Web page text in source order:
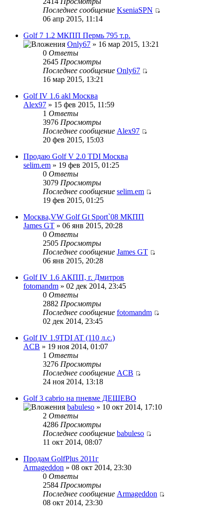
Последнее сообщение KseniaSPN
06 апр 2015, 11:14
Golf 7 1.2 МКПП Пермь 795 т.р.
Only67 » 16 мар 2015, 13:21
0 Ответы
2645 Просмотры
Последнее сообщение Only67
16 мар 2015, 13:21
Golf IV 1.6 akl Москва
Alex97 » 15 фев 2015, 11:59
1 Ответы
3976 Просмотры
Последнее сообщение Alex97
20 фев 2015, 15:03
Продаю Golf V 2.0 TDI Москва
selim.em » 19 фев 2015, 01:25
0 Ответы
3079 Просмотры
Последнее сообщение selim.em
19 фев 2015, 01:25
Москва,VW Golf Gt Sport`08 МКПП
James GT » 06 янв 2015, 20:28
0 Ответы
2505 Просмотры
Последнее сообщение James GT
06 янв 2015, 20:28
Golf IV 1.6 АКПП, г. Дмитров
fotomandm » 02 дек 2014, 23:45
0 Ответы
2882 Просмотры
Последнее сообщение fotomandm
02 дек 2014, 23:45
Golf IV 1.9TDI AT (110 л.с.)
ACB » 19 ноя 2014, 01:07
1 Ответы
3276 Просмотры
Последнее сообщение ACB
24 ноя 2014, 13:18
Golf 3 cabrio на пневме ДЕШЕВО
babuleso » 10 окт 2014, 17:10
2 Ответы
4286 Просмотры
Последнее сообщение babuleso
11 окт 2014, 08:07
Продам GolfPlus 2011г
Armageddon » 08 окт 2014, 23:30
0 Ответы
2584 Просмотры
Последнее сообщение Armageddon
08 окт 2014, 23:30